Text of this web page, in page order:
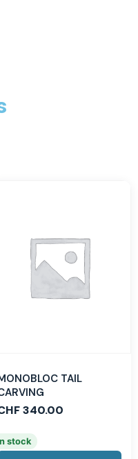
TAIL
340.00
stock